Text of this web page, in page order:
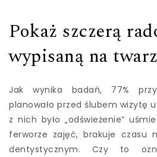
Pokaż szczerą
wypisaną na
Jak wynika badań, 77%
planowało przed ślubem wizytę
z nich było „odświeżenie”
ferworze zajęć, brakuje czasu
dentystycznym. Czy to